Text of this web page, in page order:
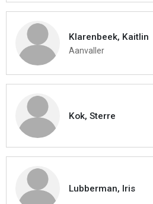
Klarenbeek, Kaitlin
Aanvaller
Kok, Sterre
Lubberman, Iris